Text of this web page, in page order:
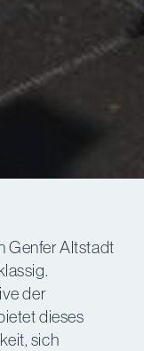
Genfer Altstadt
der
dieses
sich